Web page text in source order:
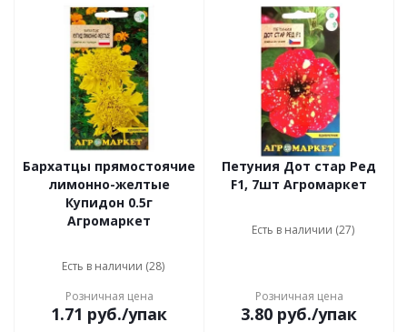
Бархатцы прямостоячие
лимонно-желтые
Купидон 0.5г
Агромаркет
Есть в наличии (28)
Розничная цена
1.71 руб./упак
Петуния Дот стар Ред
F1, 7шт Агромаркет
Есть в наличии (27)
Розничная цена
3.80 руб./упак